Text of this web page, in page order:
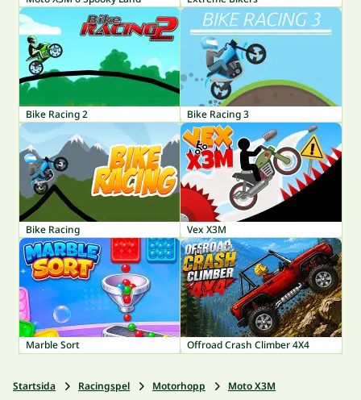
Bike Racing 2 Bike Racing 3
Bike Racing Vex X3M
Marble Sort Offroad Crash Climber 4X4
Startsida Racingspel Motorhopp Moto X3M